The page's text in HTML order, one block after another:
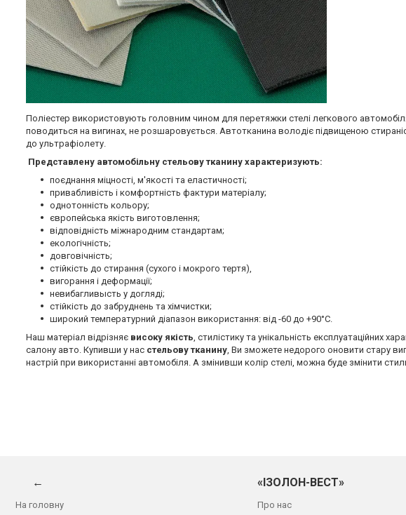
Поліестер використовують головним чином для перетяжки стелі легкового
поводиться на вигинах, не розшаровується. Автотканина володіє підвищеною
до ультрафіолету.
Представлену автомобільну стельову тканину характеризують:
поєднання міцності, м'якості та еластичності;
привабливість і комфортність фактури матеріалу;
однотонність кольору;
європейська якість виготовлення;
відповідність міжнародним стандартам;
екологічність;
довговічність;
стійкість до стирання (сухого і мокрого тертя),
вигорання і деформації;
невибагливысть у догляді;
стійкість до забруднень та хімчистки;
широкий температурний діапазон використання: від -60 до +90°С.
Наш матеріал відрізняє високу якість , стилістику та унікальність експлуатаційних
салону авто. Купивши у нас стельову тканину , Ви зможете недорого оновити стару
настрій при використанні автомобіля. А змінивши колір стелі, можна буде змінити
←
На головну
«ІЗОЛОН-ВЕСТ»
Про нас